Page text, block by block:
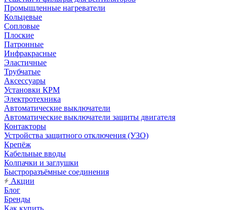
Промышленные нагреватели
Кольцевые
Сопловые
Плоские
Патронные
Инфракрасные
Эластичные
Трубчатые
Аксессуары
Установки КРМ
Электротехника
Автоматические выключатели
Автоматические выключатели защиты двигателя
Контакторы
Устройства защитного отключения (УЗО)
Крепёж
Кабельные вводы
Колпачки и заглушки
Быстроразъёмные соединения
Акции
Блог
Бренды
Как купить